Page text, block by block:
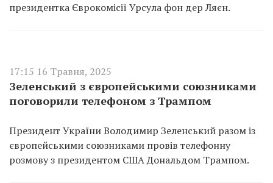
президентка Єврокомісії Урсула фон дер Ляєн.
17:15 16 Травня, 2025
Зеленський з європейськими союзниками
поговорили телефоном з Трампом
Президент України Володимир Зеленський разом із
європейськими союзниками провів телефонну
розмову з президентом США Дональдом Трампом.